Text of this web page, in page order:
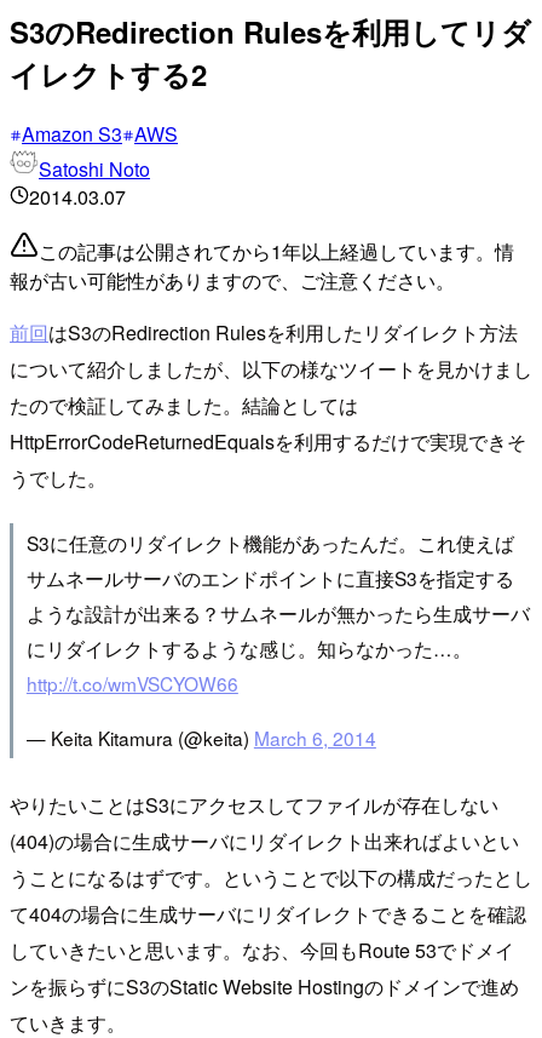
S3のRedirection Rulesを利用してリダ
イレクトする2
Amazon S3 AWS
Satoshi Noto
2014.03.07
この記事は公開されてから1年以上経過しています。情
報が古い可能性がありますので、ご注意ください。
前回はS3のRedirection Rulesを利用したリダイレクト方法
について紹介しましたが、以下の様なツイートを見かけまし
たので検証してみました。結論としては
HttpErrorCodeReturnedEqualsを利用するだけで実現できそ
うでした。
S3に任意のリダイレクト機能があったんだ。これ使えば
サムネールサーバのエンドポイントに直接S3を指定する
ような設計が出来る？サムネールが無かったら生成サーバ
にリダイレクトするような感じ。知らなかった…。
http://t.co/wmVSCYOW66
— Keita Kitamura (@keita) March 6, 2014
やりたいことはS3にアクセスしてファイルが存在しない
(404)の場合に生成サーバにリダイレクト出来ればよいとい
うことになるはずです。ということで以下の構成だったとし
て404の場合に生成サーバにリダイレクトできることを確認
していきたいと思います。なお、今回もRoute 53でドメイ
ンを振らずにS3のStatic Website Hostingのドメインで進め
ていきます。